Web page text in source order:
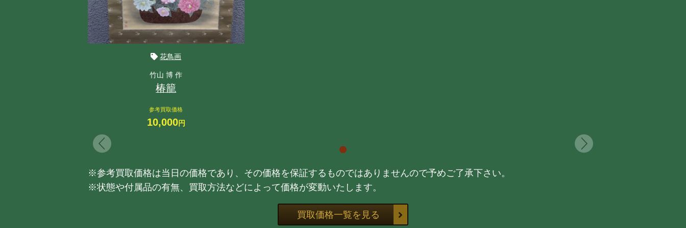
花鳥画
竹山 博 作
椿籠
参考買取価格
10,000円
※参考買取価格は当日の価格であり、その価格を保証するものではありませんので予めご了承下さい。
※状態や付属品の有無、買取方法などによって価格が変動いたします。
買取価格一覧を見る